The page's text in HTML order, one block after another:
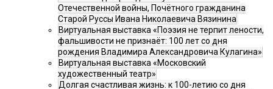
Отечественной войны, Почётного гражданина
Старой Руссы Ивана Николаевича Вязинина
Виртуальная выставка «Поэзия не терпит лености,
фальшивости не признаёт: 100 лет со дня
рождения Владимира Александровича Кулагина»
Виртуальная выставка «Московский
художественный театр»
Долгая счастливая жизнь: к 100-летию со дня